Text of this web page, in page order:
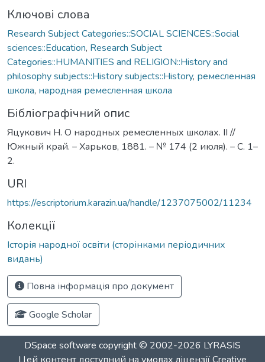
Ключові слова
Research Subject Categories::SOCIAL SCIENCES::Social
sciences::Education, Research Subject
Categories::HUMANITIES and RELIGION::History and
philosophy subjects::History subjects::History, ремесленная
школа, народная ремесленная школа
Бібліографічний опис
Яцукович Н. О народных ремесленных школах. ІІ //
Южный край. – Харьков, 1881. – № 174 (2 июля). – С. 1–
2.
URI
https://escriptorium.karazin.ua/handle/1237075002/11234
Колекції
Історія народної освіти (сторінками періодичних
видань)
Повна інформація про документ
Google Scholar
DSpace software copyright © 2002-2026 LYRASIS